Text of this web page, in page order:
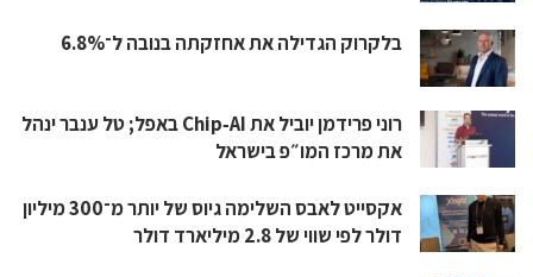
בלקרוק הגדילה את אחזקתה בנובה ל־6.8%
רוני פרידמן יוביל את Chip‑AI באפל; טל ענבר ינהל
את מרכז המו״פ בישראל
אקסייט לאבס השלימה גיוס של יותר מ־300 מיליון
דולר לפי שווי של 2.8 מיליארד דולר